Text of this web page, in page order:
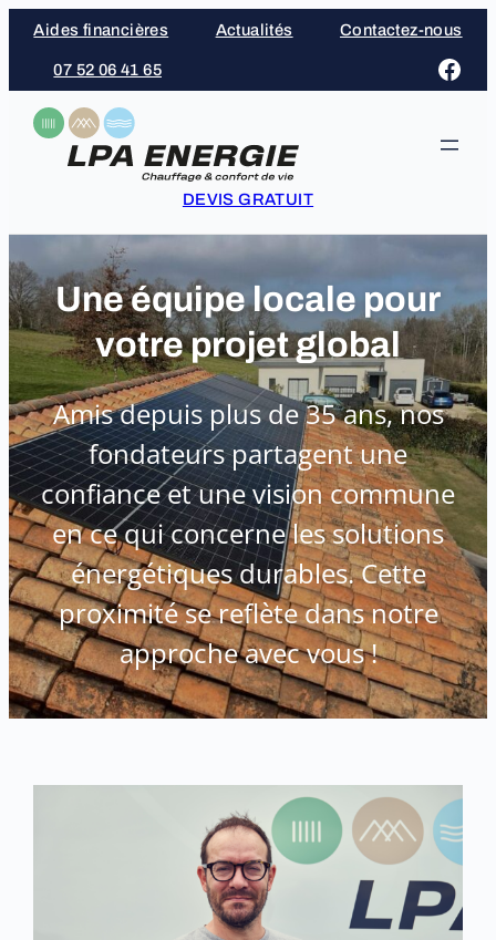
Aller
contenu
Aides financières Actualités Contactez-nous
07 52 06 41 65
DEVIS GRATUIT
Une équipe locale pour
votre projet global
Amis depuis plus de 35 ans, nos
fondateurs partagent une
confiance et une vision commune
en ce qui concerne les solutions
énergétiques durables. Cette
proximité se reflète dans notre
approche avec vous !